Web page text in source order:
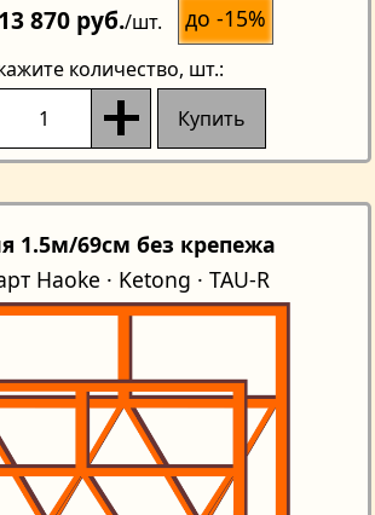
13 870 руб./шт. до -15%
количество, шт.:
Купить
1.5м/69см без крепежа
Haoke · Ketong · TAU-R